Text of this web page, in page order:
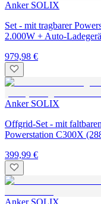
Anker SOLIX
Set - mit tragbarer
2.000W + Auto-
979,98 €
Anker SOLIX
Offgrid-Set - mit
Powerstation C300X
399,99 €